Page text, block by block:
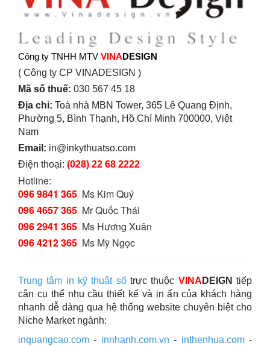
Công ty TNHH MTV VINADESIGN
( Công ty CP VINADESIGN )
Mã số thuế: 030 567 45 18
Địa chỉ: Toà nhà MBN Tower, 365 Lê Quang Định,
Phường 5, Bình Thạnh, Hồ Chí Minh 700000, Việt
Nam
Email: in@inkythuatso.com
Điện thoại: (028) 22 68 2222
Hotline:
096 9841 365 Ms Kim Quý
096 4657 365 Mr Quốc Thái
096 2941 365 Ms Hương Xuân
096 4212 365 Ms Mỹ Ngọc
Trung tâm in kỹ thuật sốtrực thuộc VINA DEIGN tiếp
cận cụ thể nhu cầu thiết kế và in ấn của khách hàng
nhanh dễ dàng qua hệ thống website chuyên biệt cho
Niche Market ngành:
inquangcao.com - innhanh.com.vn - inthenhua.com-